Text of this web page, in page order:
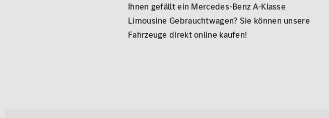
Ihnen gefällt ein Mercedes-Benz A-Klasse
Limousine Gebrauchtwagen? Sie können unsere
Fahrzeuge direkt online kaufen!